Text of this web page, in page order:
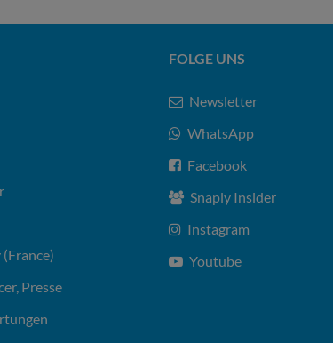
Presse
FOLGE UNS
Newsletter
WhatsApp
Facebook
Snaply Insider
Instagram
Youtube